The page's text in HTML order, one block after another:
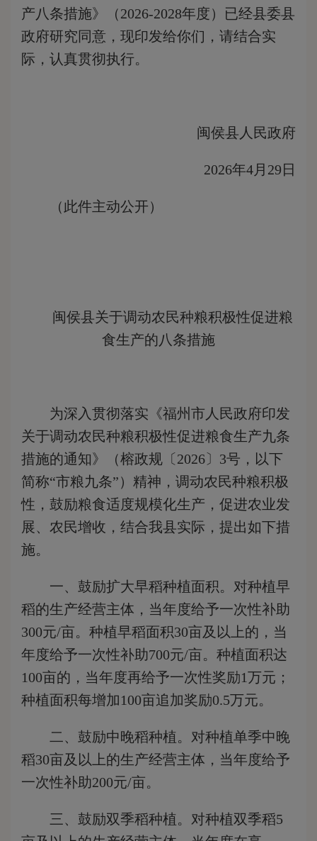
产八条措施》（2026-2028年度）已经县委县
政府研究同意，现印发给你们，请结合实
际，认真贯彻执行。
闽侯县人民政府
2026年4月29日
（此件主动公开）
闽侯县关于调动农民种粮积极性促进粮
食生产的八条措施
为深入贯彻落实《福州市人民政府印发
关于调动农民种粮积极性促进粮食生产九条
措施的通知》（榕政规〔2026〕3号，以下
简称“市粮九条”）精神，调动农民种粮积极
性，鼓励粮食适度规模化生产，促进农业发
展、农民增收，结合我县实际，提出如下措
施。
一、鼓励扩大早稻种植面积。 对种植早
稻的生产经营主体，当年度给予一次性补助
300元/亩。种植早稻面积30亩及以上的，当
年度给予一次性补助700元/亩。种植面积达
100亩的，当年度再给予一次性奖励1万元；
种植面积每增加100亩追加奖励0.5万元。
二、鼓励中晚稻种植。 对种植单季中晚
稻30亩及以上的生产经营主体，当年度给予
一次性补助200元/亩。
三、鼓励双季稻种植。 对种植双季稻5